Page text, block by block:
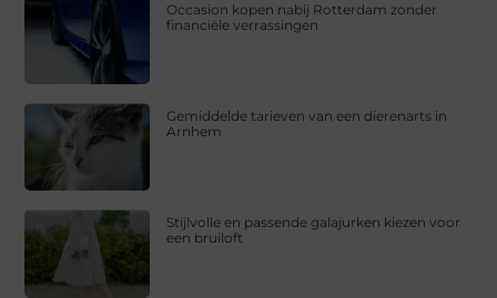
Occasion kopen nabij Rotterdam zonder
financiële verrassingen
Gemiddelde tarieven van een dierenarts in
Arnhem
Stijlvolle en passende galajurken kiezen voor
een bruiloft